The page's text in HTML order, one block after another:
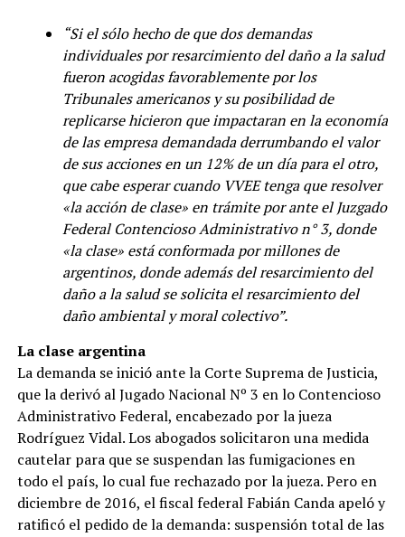
“Si el sólo hecho de que dos demandas
individuales por resarcimiento del daño a la salud
fueron acogidas favorablemente por los
Tribunales americanos y su posibilidad de
replicarse hicieron que impactaran en la economía
de las empresa demandada derrumbando el valor
de sus acciones en un 12% de un día para el otro,
que cabe esperar cuando VVEE tenga que resolver
«la acción de clase» en trámite por ante el Juzgado
Federal Contencioso Administrativo n° 3, donde
«la clase» está conformada por millones de
argentinos, donde además del resarcimiento del
daño a la salud se solicita el resarcimiento del
daño ambiental y moral colectivo”.
La clase argentina
La demanda se inició ante la Corte Suprema de Justicia,
que la derivó al Jugado Nacional Nº 3 en lo Contencioso
Administrativo Federal, encabezado por la jueza
Rodríguez Vidal. Los abogados solicitaron una medida
cautelar para que se suspendan las fumigaciones en
todo el país, lo cual fue rechazado por la jueza. Pero en
diciembre de 2016, el fiscal federal Fabián Canda apeló y
ratificó el pedido de la demanda: suspensión total de las